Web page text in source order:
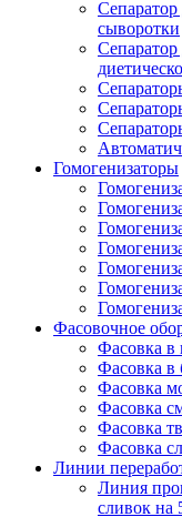
сыворотки
Сепаратор
Гомогенизаторы
Фасовочное
Фасовка в
Фасовка в
Фасовка
Фасовка
Фасовка
Фасовка
Линии
Линия
сливок на